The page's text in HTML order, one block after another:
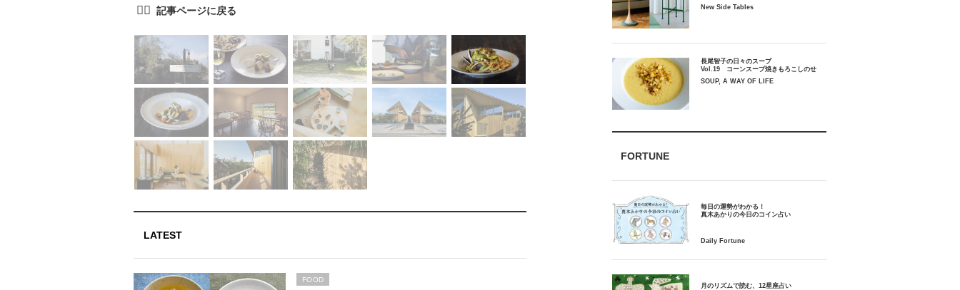
LATEST
FOOD
New Side Tables
長尾智子の日々のスープ
Vol.19 コーンスープ焼きもろこしのせ
SOUP, A WAY OF LIFE
FORTUNE
毎日の運勢がわかる！
月のリズムで読む、12星座占い